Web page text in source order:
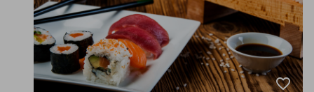
favorite_border